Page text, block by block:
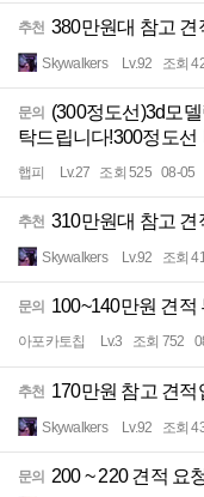
추천 380만원대 참고 견
Skywalkers Lv.92 조회
문의 (300정도선)3d모
탁드립니다!300정도선
햅피 Lv.27 조회 525 08-05
추천 310만원대 참고 견
Skywalkers Lv.92 조회
문의 100~140만원 견적
아포카토칩 Lv.3 조회 752
추천 170만원 참고 견적
Skywalkers Lv.92 조회
문의 200 ~ 220 견적 요